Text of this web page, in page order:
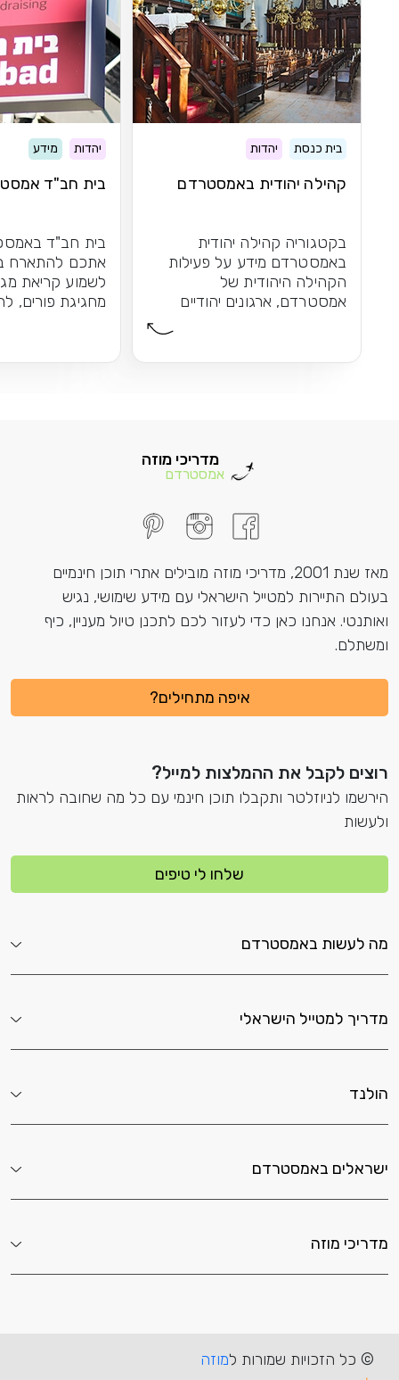
בית כנסת יהדות
קהילה יהודית באמסטרדם
בקטגוריה קהילה יהודית
באמסטרדם מידע על פעילות
הקהילה היהודית של
אמסטרדם, ארגונים יהודיים
באמסטרדם, בתי כנסת, כשרות,
יהדות מידע
בית חב"ד
בית חב"ד
אתכם להתארח
לשמוע קריאת
מחגיגת פורים,
מדריכי מוזה
אמסטרדם
מאז שנת 2001, מדריכי מוזה מובילים אתרי תוכן חינמיים
בעולם התיירות למטייל הישראלי עם מידע שימושי, נגיש
ואותנטי. אנחנו כאן כדי לעזור לכם לתכנן טיול מעניין, כיף
ומשתלם.
איפה מתחילים?
רוצים לקבל את ההמלצות למייל?
הירשמו לניוזלטר ותקבלו תוכן חינמי עם כל מה שחובה לראות
ולעשות
שלחו לי טיפים
מה לעשות באמסטרדם
מדריך למטייל הישראלי
הולנד
ישראלים באמסטרדם
מדריכי מוזה
© כל הזכויות שמורות למוזה